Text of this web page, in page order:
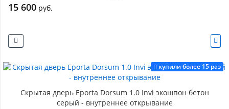
15 600 руб.
купили более 15 раз
Скрытая дверь Eporta Dorsum 1.0 Invi экошпон бетон
серый - внутреннее открывание